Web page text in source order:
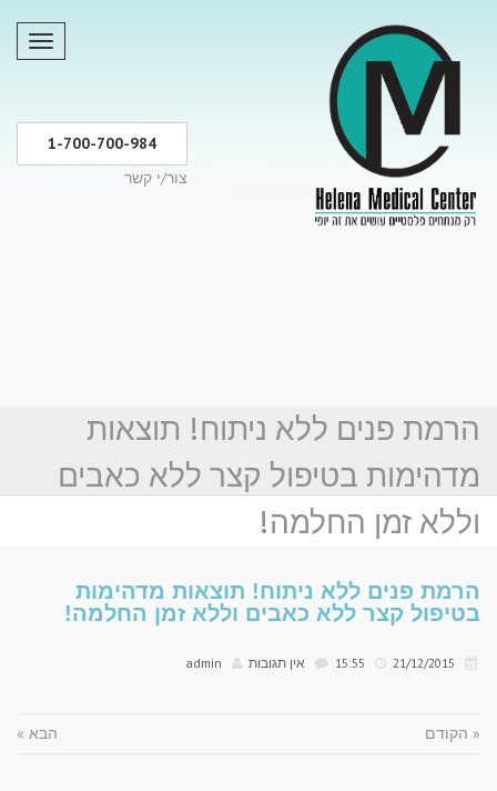
1-700-700-984
צור/י קשר
הרמת פנים ללא ניתוח! תוצאות
מדהימות בטיפול קצר ללא כאבים
וללא זמן החלמה!
הרמת פנים ללא ניתוח! תוצאות מדהימות
בטיפול קצר ללא כאבים וללא זמן החלמה!
אין תגובות admin
« הקודם הבא »